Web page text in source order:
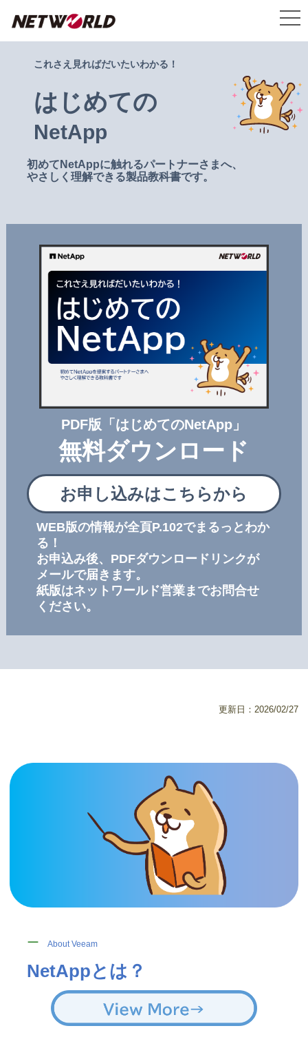
これさえ見ればだいたいわかる！
はじめての
NetApp
初めてNetAppに触れるパートナーさまへ、
やさしく理解できる製品教科書です。
PDF版「はじめてのNetApp」
無料ダウンロード
お申し込みはこちらから
WEB版の情報が全頁P.102でまるっとわか
る！
お申込み後、PDFダウンロードリンクが
メールで届きます。
紙版はネットワールド営業までお問合せ
ください。
更新日：2026/02/27
ー About Veeam
NetAppとは？